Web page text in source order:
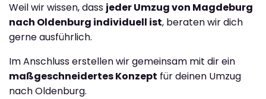
Weil wir wissen, dass jeder Umzug von Magdeburg
nach Oldenburg individuell ist, beraten wir dich
gerne ausführlich.
Im Anschluss erstellen wir gemeinsam mit dir ein
maßgeschneidertes Konzept für deinen Umzug
nach Oldenburg.